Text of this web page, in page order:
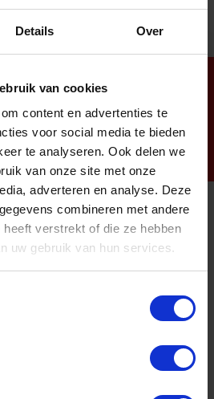
Details Over
van cookies
content en advertenties te
voor social media te bieden
te analyseren. Ook delen we
van onze site met onze
adverteren en analyse. Deze
combineren met andere
verstrekt of die ze hebben
uw gebruik van hun services.